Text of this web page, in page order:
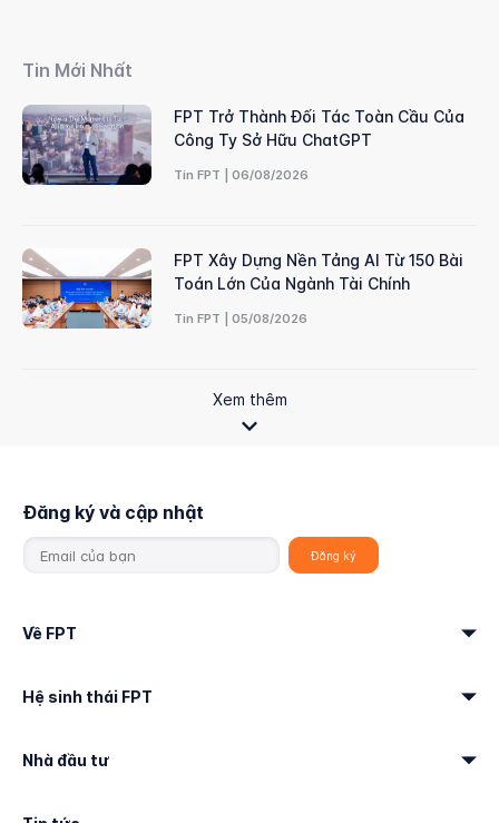
Tin Mới Nhất
FPT Trở Thành Đối Tác Toàn Cầu Của
Công Ty Sở Hữu ChatGPT
Tin FPT | 06/08/2026
FPT Xây Dựng Nền Tảng AI Từ 150 Bài
Toán Lớn Của Ngành Tài Chính
Tin FPT | 05/08/2026
Xem thêm
Đăng ký và cập nhật
Về FPT
Hệ sinh thái FPT
Nhà đầu tư